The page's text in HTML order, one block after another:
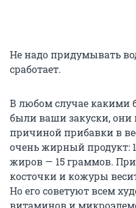
Не надо придумывать
сработает.
В любом случае какими
были ваши закуски, они
причиной прибавки в
очень жирный продукт:
жиров — 15 граммов. При
косточки и кожуры
Но его советуют всем
витаминов и